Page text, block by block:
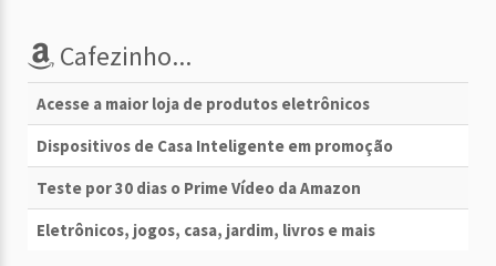
Cafezinho...
Acesse a maior loja de produtos eletrônicos
Dispositivos de Casa Inteligente em promoção
Teste por 30 dias o Prime Vídeo da Amazon
Eletrônicos, jogos, casa, jardim, livros e mais